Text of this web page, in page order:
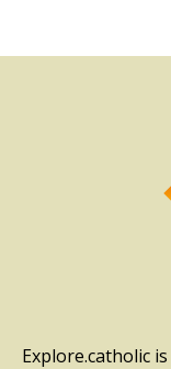
Explore.catholic